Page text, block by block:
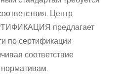
Центр
предлагает
по сертификации
соответствие